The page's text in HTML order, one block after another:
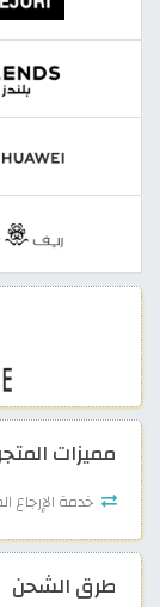
مميزات
خدمة الإرجاع
طرق الشحن